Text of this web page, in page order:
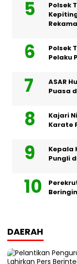
Polsek
Polsek
Pelaku
ASAR
Puasa
Kajari
Karate
Kepala
Pungli
DAERAH